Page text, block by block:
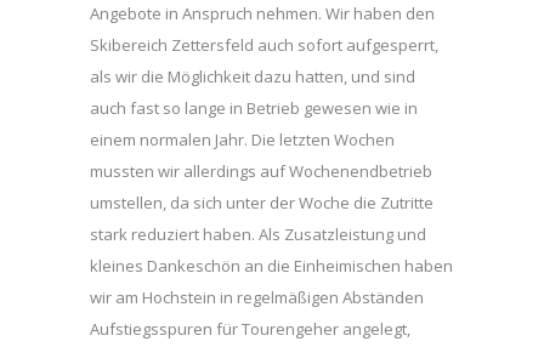
Angebote in Anspruch nehmen. Wir haben den
Skibereich Zettersfeld auch sofort aufgesperrt,
als wir die Möglichkeit dazu hatten, und sind
auch fast so lange in Betrieb gewesen wie in
einem normalen Jahr. Die letzten Wochen
mussten wir allerdings auf Wochenendbetrieb
umstellen, da sich unter der Woche die Zutritte
stark reduziert haben. Als Zusatzleistung und
kleines Dankeschön an die Einheimischen haben
wir am Hochstein in regelmäßigen Abständen
Aufstiegsspuren für Tourengeher angelegt,